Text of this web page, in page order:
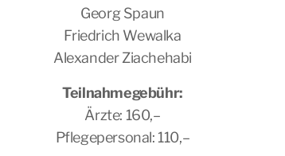
Georg Spaun
Friedrich Wewalka
Alexander Ziachehabi
Teilnahmegebühr:
Ärzte: 160,–
Pflegepersonal: 110,–